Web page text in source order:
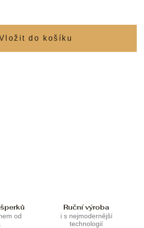
od
Ruční výroba
i s nejmodernější
technologií